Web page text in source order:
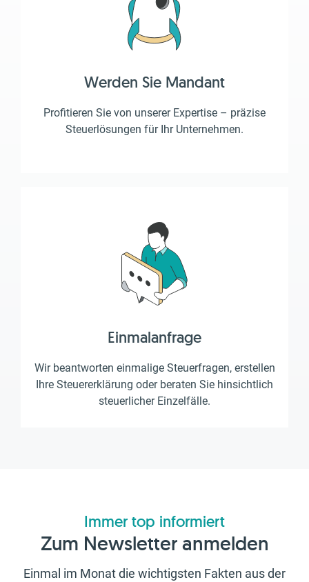
Werden Sie Mandant
Profitieren Sie von unserer Expertise – präzise
Steuerlösungen für Ihr Unternehmen.
Einmalanfrage
Wir beantworten einmalige Steuerfragen, erstellen
Ihre Steuererklärung oder beraten Sie hinsichtlich
steuerlicher Einzelfälle.
Immer top informiert
Zum Newsletter anmelden
Einmal im Monat die wichtigsten Fakten aus der